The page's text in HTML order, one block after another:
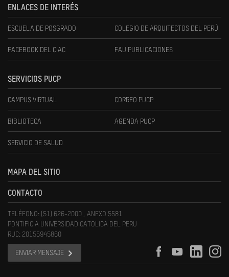
ENLACES DE INTERÉS
ESCUELA DE POSGRADO COLEGIO DE ARQUITECTOS DEL PERÚ
FACEBOOK DEL CIAC FAU PUBLICACIONES
SERVICIOS PUCP
CAMPUS VIRTUAL CORREO PUCP
BIBLIOTECA AGENDA PUCP
SERVICIO DE SALUD
MAPA DEL SITIO
CONTACTO
TELÉFONO: (51) 626-2000 , ANEXO 5581
PONTIFICIA UNIVERSIDAD CATOLICA DEL PERU
RUC: 20155945860
ENVIAR MENSAJE